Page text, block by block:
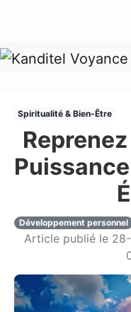
Spiritualité & Bien-Être
Développement personnel
Article publié le